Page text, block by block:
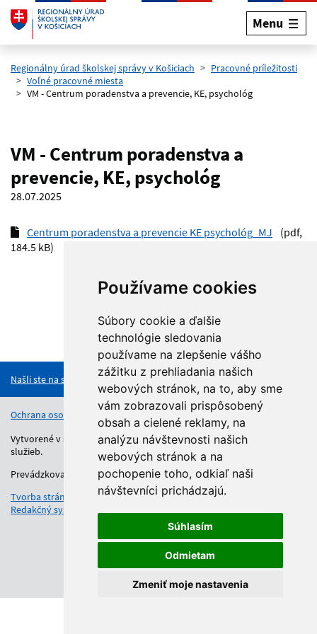
Používame cookies
Súbory cookie a ďalšie
technológie sledovania
používame na zlepšenie vášho
zážitku z prehliadania našich
webových stránok, na to, aby sme
vám zobrazovali prispôsobený
obsah a cielené reklamy, na
analýzu návštevnosti našich
webových stránok a na
pochopenie toho, odkiaľ naši
návštevníci prichádzajú.
Súhlasím
Odmietam
Zmeniť moje nastavenia
Preskočiť na hlavný obsah
Menu
Regionálny úrad školskej správy v Košiciach
Pracovné príležitosti
Voľné pracovné miesta
VM - Centrum poradenstva a prevencie, KE, psychológ
VM - Centrum poradenstva a
prevencie, KE, psychológ
28.07.2025
Centrum poradenstva a prevencie KE psychológ_MJ
(pdf,
184.5 kB)
Našli ste na stránke chybu?
Ochrana osobných údajov Vyhlásenie o prístupnosti Kontakt
Vytvorené v súlade s Jednotným dizajn manuálom elektronických
služieb.
Prevádzkovateľom služby je Regionálny úrad školskej správy.
Tvorba stránok
: Aglo Solutions
Redakčný systém